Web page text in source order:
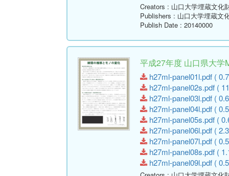
Creators : 山口大学埋蔵文化
Publishers : 山口大学埋蔵文
Publish Date : 20140000
平成27年度 山口県大学
h27ml-panel01l.pdf (
h27ml-panel02s.pdf (
h27ml-panel03l.pdf (
h27ml-panel04l.pdf (
h27ml-panel05s.pdf (
h27ml-panel06l.pdf (
h27ml-panel07l.pdf (
h27ml-panel08s.pdf (
h27ml-panel09l.pdf (